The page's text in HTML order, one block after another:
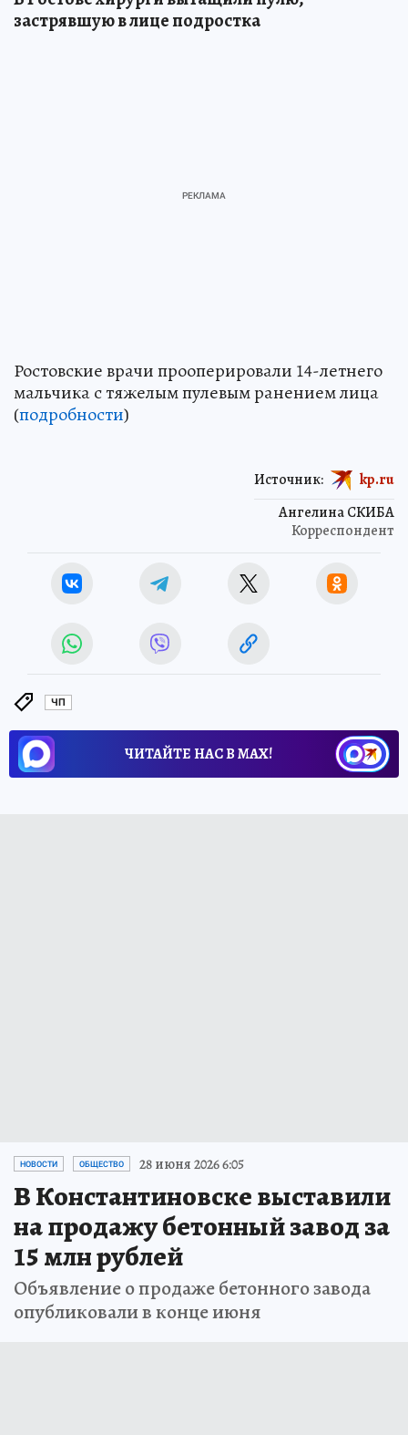
застрявшую в лице подростка
Ростовские врачи прооперировали 14-летнего
мальчика с тяжелым пулевым ранением лица
(подробности)
Ангелина СКИБА
Корреспондент
Источник: kp.ru
ЧП
ЧИТАЙТЕ НАС В МАХ!
НОВОСТИ ОБЩЕСТВО 28 июня 2026 6:05
В Константиновске выставили
на продажу бетонный завод за
15 млн рублей
Объявление о продаже бетонного завода
опубликовали в конце июня